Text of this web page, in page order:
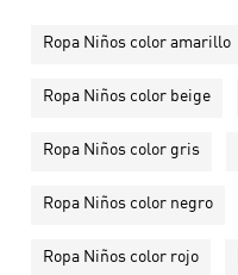
Ropa Niños color amarillo
Ropa Niños color beige
Ropa Niños color gris
Ropa Niños color negro
Ropa Niños color rojo